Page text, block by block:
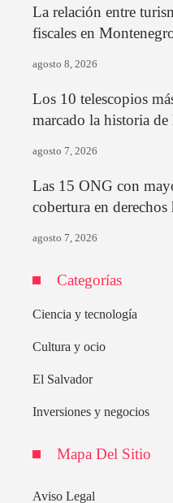
La relación entre
fiscales en
agosto 8, 2026
Los 10 telescopios
marcado la historia
agosto 7, 2026
Las 15 ONG con
cobertura en derechos
agosto 7, 2026
Categorías
Ciencia y tecnología
Cultura y ocio
El Salvador
Inversiones y negocios
Mapa Del Sitio
Aviso Legal